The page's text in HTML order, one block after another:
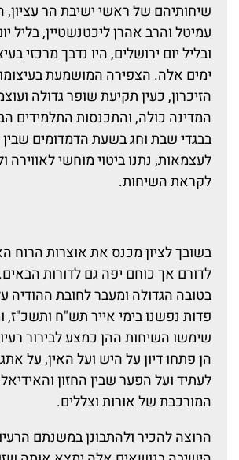
שיחותיהם של ראשי ישיבת הר עציון,
עמיטל והרב אהרן ליכטנשטיין, בליל
ובליל יום ירושלים, היו נדבך מרכזי
ימים אלה. הצפירה המושמעת
הזיכרון, כעין תקיעת שופר גדולה
המדינה כולה, והתכנסות התלמידים
בבגדי שבת וחג בשעת הדמדומים שבין
לעצמאות, נתנו ביטוי מוחשי לאווירה
לקראת השיחות.
בשובך לציון מכנס את אוצרות הרוח
לדורם אך כוחם יפה גם לדורות
בטובה הגדולה ומעבר לחובת ההודיה
פדות נפשנו בימי אייר תש"ח ותשכ"ז,
שימשו השיחות ההן כמצע לבירור
הן פתחו דיון על היש ועל האין, על
לעתיד ועל הפער שבין החזון
המורכבת של אורות וצללים.
הרוצה להכיר ולהתבונן במשנתם